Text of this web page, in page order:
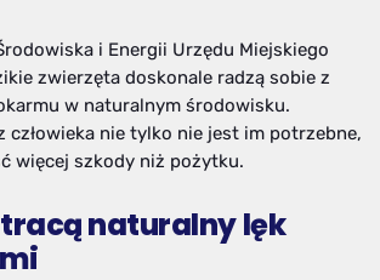
i Energii Urzędu Miejskiego
zwierzęta doskonale radzą sobie z
w naturalnym środowisku.
człowieka nie tylko nie jest im potrzebne,
więcej szkody niż pożytku.
naturalny lęk